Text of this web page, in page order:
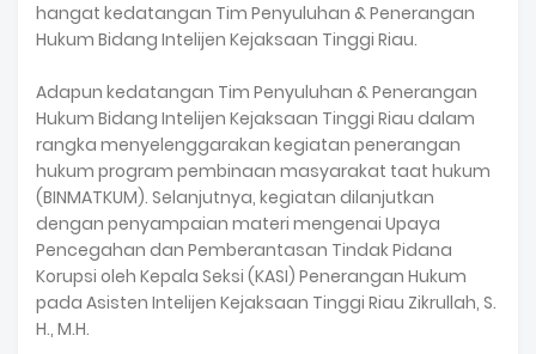
hangat kedatangan Tim Penyuluhan & Penerangan
Hukum Bidang Intelijen Kejaksaan Tinggi Riau.
Adapun kedatangan Tim Penyuluhan & Penerangan
Hukum Bidang Intelijen Kejaksaan Tinggi Riau dalam
rangka menyelenggarakan kegiatan penerangan
hukum program pembinaan masyarakat taat hukum
(BINMATKUM). Selanjutnya, kegiatan dilanjutkan
dengan penyampaian materi mengenai Upaya
Pencegahan dan Pemberantasan Tindak Pidana
Korupsi oleh Kepala Seksi (KASI) Penerangan Hukum
pada Asisten Intelijen Kejaksaan Tinggi Riau Zikrullah, S.
H., M.H.